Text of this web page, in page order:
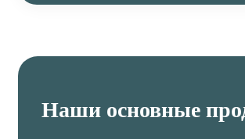
Наши основные